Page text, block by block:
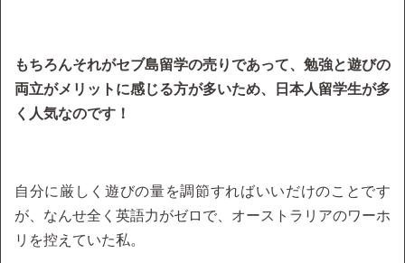
もちろんそれがセブ島留学の売りであって、勉強と遊びの
両立がメリットに感じる方が多いため、日本人留学生が多
く人気なのです！
自分に厳しく遊びの量を調節すればいいだけのことです
が、なんせ全く英語力がゼロで、オーストラリアのワーホ
リを控えていた私。